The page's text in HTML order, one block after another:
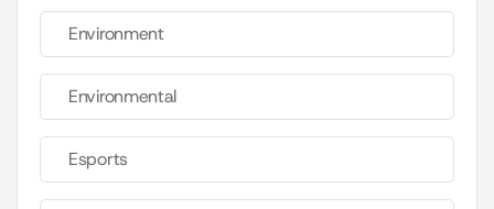
Environment
Environmental
Esports